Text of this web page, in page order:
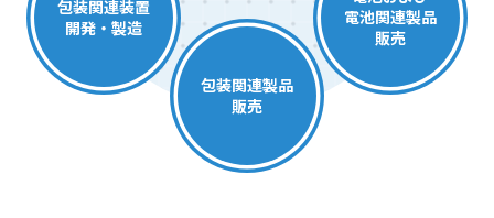
包装関連装置
開発・製造
包装関連製品
販売
電池関連製品
販売